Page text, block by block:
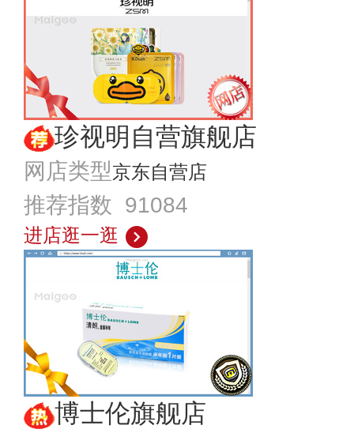
珍视明自营旗舰店
网店类型京东自营店
推荐指数 91084
进店逛一逛
博士伦旗舰店